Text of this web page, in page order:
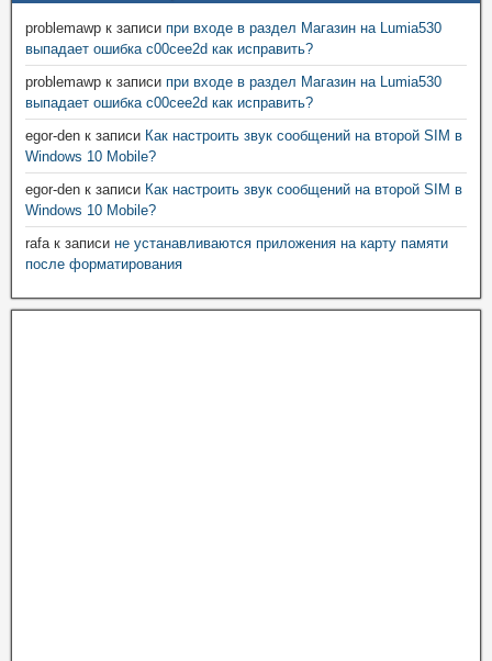
problemawp к записи при входе в раздел Магазин на Lumia530
выпадает ошибка c00cee2d как исправить?
problemawp к записи при входе в раздел Магазин на Lumia530
выпадает ошибка c00cee2d как исправить?
egor-den к записи Как настроить звук сообщений на второй SIM в
Windows 10 Mobile?
egor-den к записи Как настроить звук сообщений на второй SIM в
Windows 10 Mobile?
rafaк записи не устанавливаются приложения на карту памяти
после форматирования